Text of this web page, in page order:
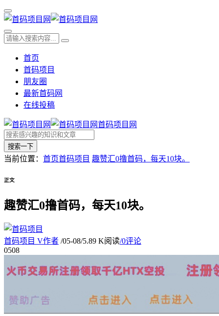
首页
首码项目
朋友圈
最新首码网
在线投稿
首码项目网
搜索一下
当前位置： 首页首码项目 趣赞汇0撸首码，每天10块。
正文
趣赞汇0撸首码，每天10块。
首码项目 V作者 /05-08/5.89 K阅读/0评论
0508